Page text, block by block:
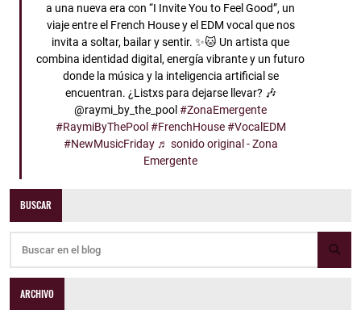
a una nueva era con “I Invite You to Feel Good”, un
viaje entre el French House y el EDM vocal que nos
invita a soltar, bailar y sentir. ✨🐱 Un artista que
combina identidad digital, energía vibrante y un futuro
donde la música y la inteligencia artificial se
encuentran. ¿Listxs para dejarse llevar? 🎶
@raymi_by_the_pool #ZonaEmergente
#RaymiByThePool #FrenchHouse #VocalEDM
#NewMusicFriday ♬ sonido original - Zona
Emergente
BUSCAR
ARCHIVO